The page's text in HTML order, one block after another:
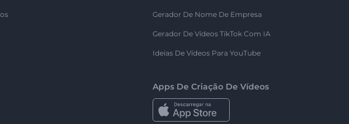
Gerador De Nome De Empresa
Gerador De Vídeos TikTok Com IA
Ideias De Vídeos Para YouTube
Apps De Criação De Vídeos